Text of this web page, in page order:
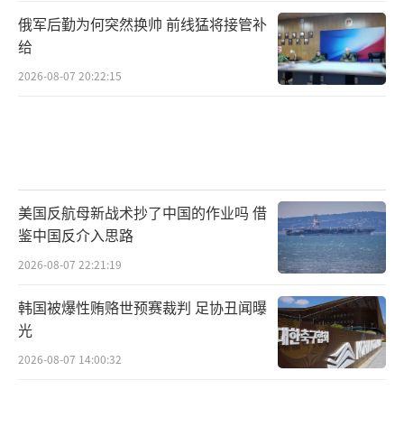
俄军后勤为何突然换帅 前线猛将接管补
给
2026-08-07 20:22:15
美国反航母新战术抄了中国的作业吗 借
鉴中国反介入思路
2026-08-07 22:21:19
韩国被爆性贿赂世预赛裁判 足协丑闻曝
光
2026-08-07 14:00:32